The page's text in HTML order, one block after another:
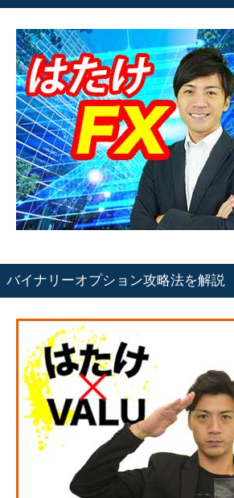
バイナリーオプション攻略法を解説